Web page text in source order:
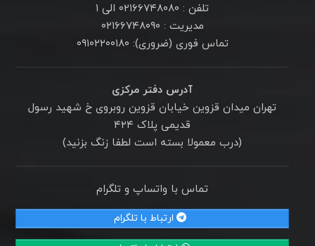
تلفن : ۰۲۱۶۶۷۴۸۰۸۰ الی ۱
مدیریت : ۰۲۱۶۶۷۴۸۰۹۰
تماس فوری (ضروری): ۰۹۱۰۲۲۰۰۱۸۰
آدرس دفتر مرکزی
تهران میدان قزوین خیابان قزوین روبروی خ شهید رسول
قدیمی پلاک ۴۲۴
(درب معمولا بسته است لطفا زنگ بزنید)
تماس با واتساپ و تلگرام
ارتباط با تلگرام